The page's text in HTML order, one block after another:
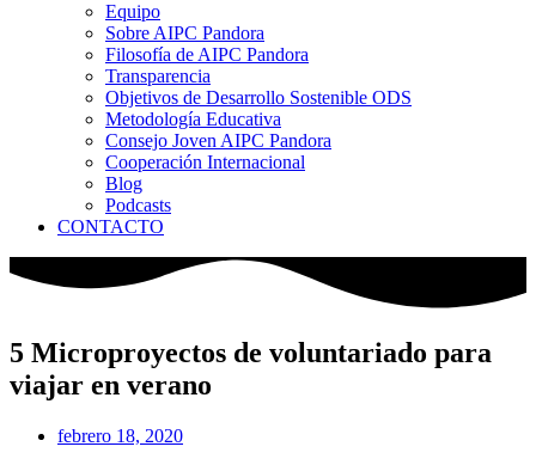
Equipo
Sobre AIPC Pandora
Filosofía de AIPC Pandora
Transparencia
Objetivos de Desarrollo Sostenible ODS
Metodología Educativa
Consejo Joven AIPC Pandora
Cooperación Internacional
Blog
Podcasts
CONTACTO
5 Microproyectos de voluntariado para
viajar en verano
febrero 18, 2020